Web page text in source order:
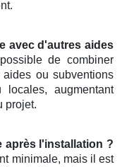
avec d'autres aides
de combiner
ou subventions
locales, augmentant
projet.
après l'installation ?
minimale, mais il est